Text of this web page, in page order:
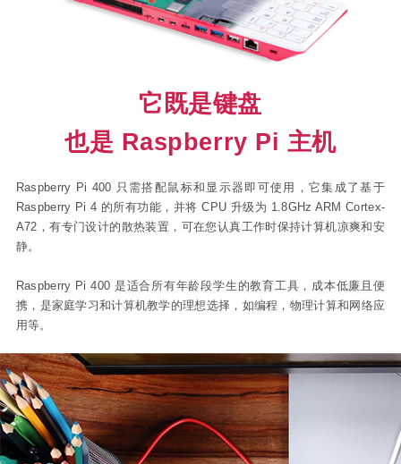
它既是键盘
也是 Raspberry Pi 主机
Raspberry Pi 400 只需搭配鼠标和显示器即可使用，它集成了基于
Raspberry Pi 4 的所有功能，并将 CPU 升级为 1.8GHz ARM Cortex-
A72，有专门设计的散热装置，可在您认真工作时保持计算机凉爽和安
静。
Raspberry Pi 400 是适合所有年龄段学生的教育工具，成本低廉且便
携，是家庭学习和计算机教学的理想选择，如编程，物理计算和网络应
用等。